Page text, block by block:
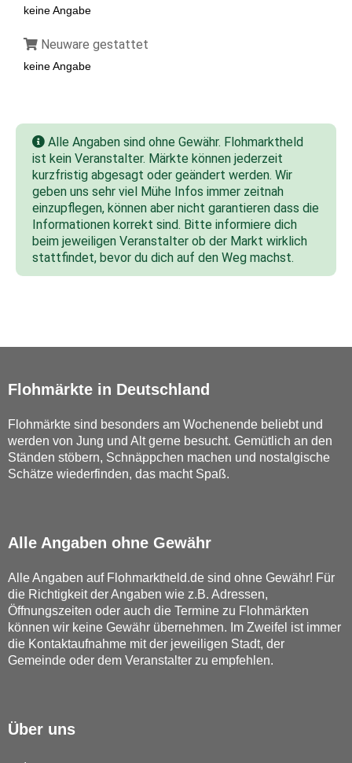
keine Angabe
Neuware gestattet
keine Angabe
Alle Angaben sind ohne Gewähr. Flohmarktheld
ist kein Veranstalter. Märkte können jederzeit
kurzfristig abgesagt oder geändert werden. Wir
geben uns sehr viel Mühe Infos immer zeitnah
einzupflegen, können aber nicht garantieren dass die
Informationen korrekt sind. Bitte informiere dich
beim jeweiligen Veranstalter ob der Markt wirklich
stattfindet, bevor du dich auf den Weg machst.
Flohmärkte in Deutschland
Flohmärkte sind besonders am Wochenende beliebt und
werden von Jung und Alt gerne besucht. Gemütlich an den
Ständen stöbern, Schnäppchen machen und nostalgische
Schätze wiederfinden, das macht Spaß.
Alle Angaben ohne Gewähr
Alle Angaben auf Flohmarktheld.de sind ohne Gewähr! Für
die Richtigkeit der Angaben wie z.B. Adressen,
Öffnungszeiten oder auch die Termine zu Flohmärkten
können wir keine Gewähr übernehmen. Im Zweifel ist immer
die Kontaktaufnahme mit der jeweiligen Stadt, der
Gemeinde oder dem Veranstalter zu empfehlen.
Über uns